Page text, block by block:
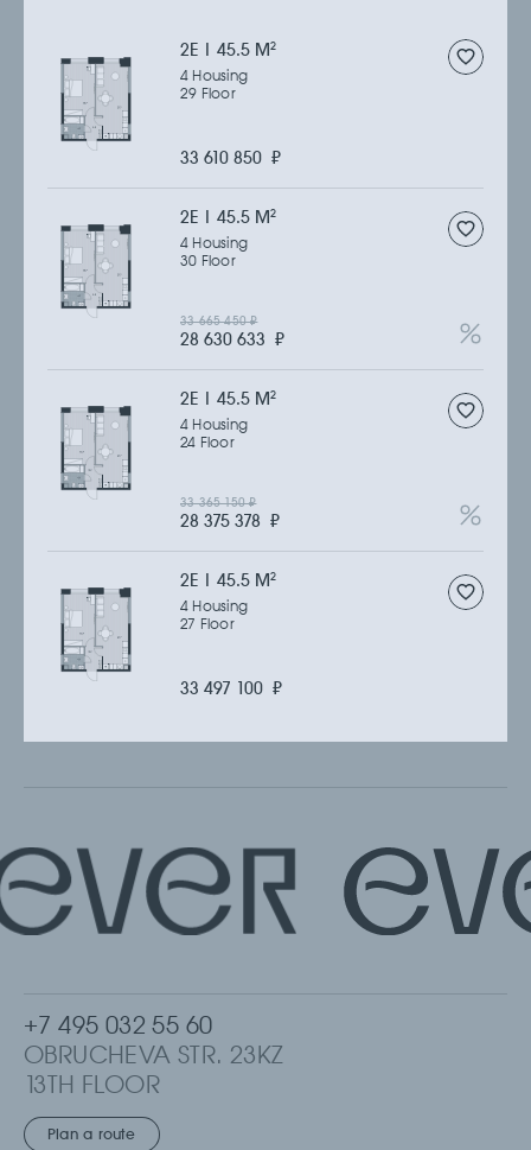
2Е | 45.5 M2
4 Housing
29 Floor
33 610 850 ₽
2Е | 45.5 M2
4 Housing
30 Floor
28 630 633 ₽
33 665 450₽
2Е | 45.5 M2
4 Housing
24 Floor
28 375 378 ₽
33 365 150₽
2Е | 45.5 M2
4 Housing
27 Floor
33 497 100 ₽
+7 495 032 55 60
OBRUCHEVA STR. 23KZ
13TH FLOOR
MOSCOW, RUSSIA
Plan a route